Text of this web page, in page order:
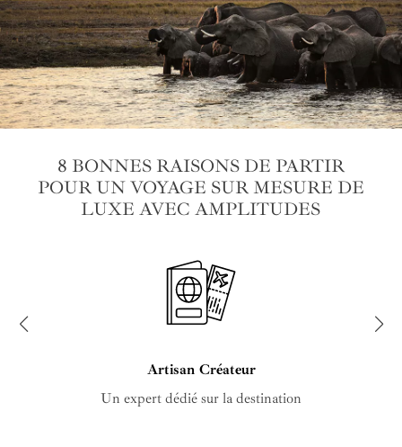
8 BONNES RAISONS DE PARTIR
POUR UN VOYAGE SUR MESURE DE
LUXE AVEC AMPLITUDES
Artisan Créateur
Un expert dédié sur la destination